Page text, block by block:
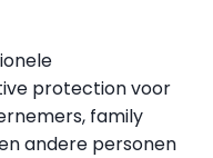
protection voor
family
andere personen